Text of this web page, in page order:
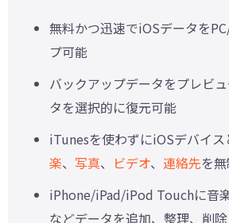
無料かつ迅速でiOSデータを
プ可能
バックアップデータをプレビ
タを選択的に復元可能
iTunesを使わずにiOSデバイス
楽、 写真、 ビデオ、 連絡先を
iPhone/iPad/iPod Touchに音
などデータを追加、整理、削除